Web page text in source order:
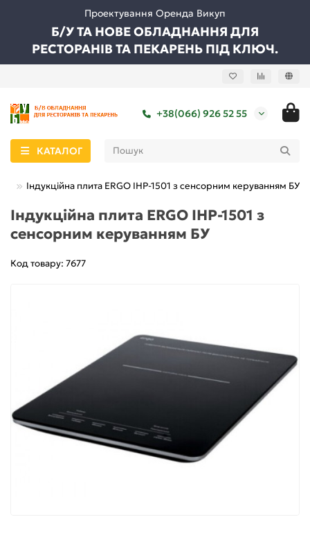
Проектування Оренда Викуп
Б/У ТА НОВЕ ОБЛАДНАННЯ ДЛЯ
РЕСТОРАНІВ ТА ПЕКАРЕНЬ ПІД КЛЮЧ.
+38(066) 926 52 55
КАТАЛОГ
Індукційна плита ERGO IHP-1501 з сенсорним керуванням БУ
Індукційна плита ERGO IHP-1501 з
сенсорним керуванням БУ
Код товару: 7677